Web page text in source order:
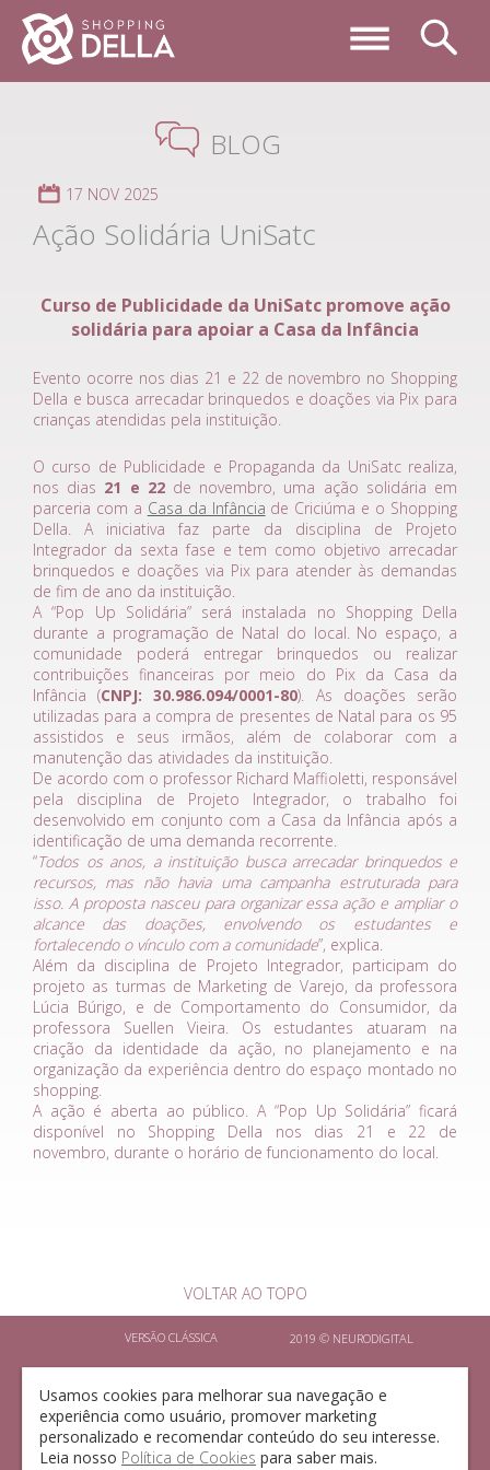
BLOG
17 NOV 2025
Ação Solidária UniSatc
Curso de Publicidade da UniSatc promove ação
solidária para apoiar a Casa da Infância
Evento ocorre nos dias 21 e 22 de novembro no Shopping
Della e busca arrecadar brinquedos e doações via Pix para
crianças atendidas pela instituição.
O curso de Publicidade e Propaganda da UniSatc realiza,
nos dias 21 e 22 de novembro, uma ação solidária em
parceria com a Casa da Infância de Criciúma e o Shopping
Della. A iniciativa faz parte da disciplina de Projeto
Integrador da sexta fase e tem como objetivo arrecadar
brinquedos e doações via Pix para atender às demandas
de fim de ano da instituição.
A “Pop Up Solidária” será instalada no Shopping Della
durante a programação de Natal do local. No espaço, a
comunidade poderá entregar brinquedos ou realizar
contribuições financeiras por meio do Pix da Casa da
Infância (CNPJ: 30.986.094/0001-80). As doações serão
utilizadas para a compra de presentes de Natal para os 95
assistidos e seus irmãos, além de colaborar com a
manutenção das atividades da instituição.
De acordo com o professor Richard Maffioletti, responsável
pela disciplina de Projeto Integrador, o trabalho foi
desenvolvido em conjunto com a Casa da Infância após a
identificação de uma demanda recorrente.
“Todos os anos, a instituição busca arrecadar brinquedos e
recursos, mas não havia uma campanha estruturada para
isso. A proposta nasceu para organizar essa ação e ampliar o
alcance das doações, envolvendo os estudantes e
fortalecendo o vínculo com a comunidade”, explica.
Além da disciplina de Projeto Integrador, participam do
projeto as turmas de Marketing de Varejo, da professora
Lúcia Búrigo, e de Comportamento do Consumidor, da
professora Suellen Vieira. Os estudantes atuaram na
criação da identidade da ação, no planejamento e na
organização da experiência dentro do espaço montado no
shopping.
A ação é aberta ao público. A “Pop Up Solidária” ficará
disponível no Shopping Della nos dias 21 e 22 de
novembro, durante o horário de funcionamento do local.
VOLTAR AO TOPO
VERSÃO CLÁSSICA 2019 © NEURODIGITAL
POLÍTICA DE COOKIES CADASTRO DE LOCAÇÃO
TRABALHE NO DELLA VAGAS DISPONÍVEIS
Usamos cookies para melhorar sua navegação e
experiência como usuário, promover marketing
personalizado e recomendar conteúdo do seu interesse.
Leia nosso Política de Cookies para saber mais.